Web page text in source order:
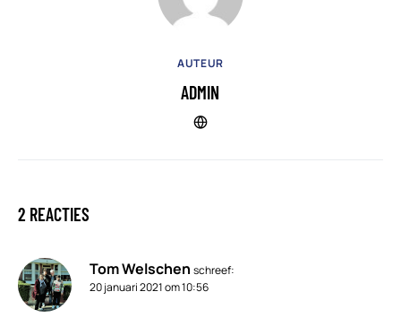
AUTEUR
ADMIN
2 REACTIES
Tom Welschen schreef:
20 januari 2021 om 10:56